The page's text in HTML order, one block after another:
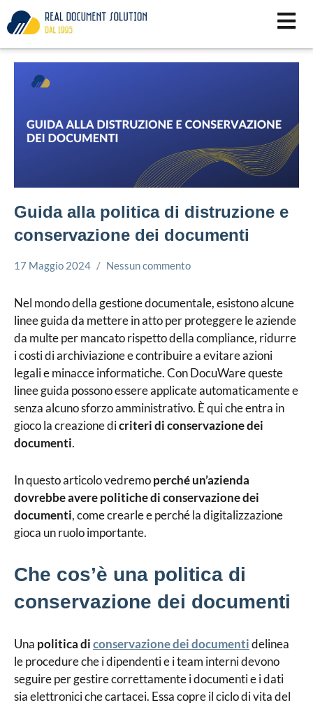
al
Guida alla politica di distruzione e
conservazione dei documenti
Conservazione
17 Maggio 2024
Bruno
Nessun commento
Nel mondo della gestione documentale, esistono alcune
linee guida da mettere in atto per proteggere le aziende
da multe per mancato rispetto della compliance, ridurre
i costi di archiviazione e contribuire a evitare azioni
legali e minacce informatiche.Con DocuWare queste
linee guida possono essere applicate automaticamente e
senza alcuno sforzo amministrativo. È qui che entra in
gioco la creazione dicriteri di conservazione dei
documenti.
In questo articolo vedremoperché un’azienda
dovrebbe avere politiche di conservazione dei
documenti, come crearle e perché la digitalizzazione
gioca un ruolo importante.
Che cos’è una politica di
conservazione dei documenti
Una politica diconservazione dei documentidelinea
le procedure che i dipendenti e i team interni devono
seguire per gestire correttamente i documenti e i dati
sia elettronici che cartacei. Essa copre il ciclo di vita del